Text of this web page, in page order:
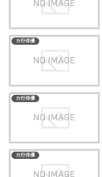
カ行俳優
カ行俳優
カ行俳優